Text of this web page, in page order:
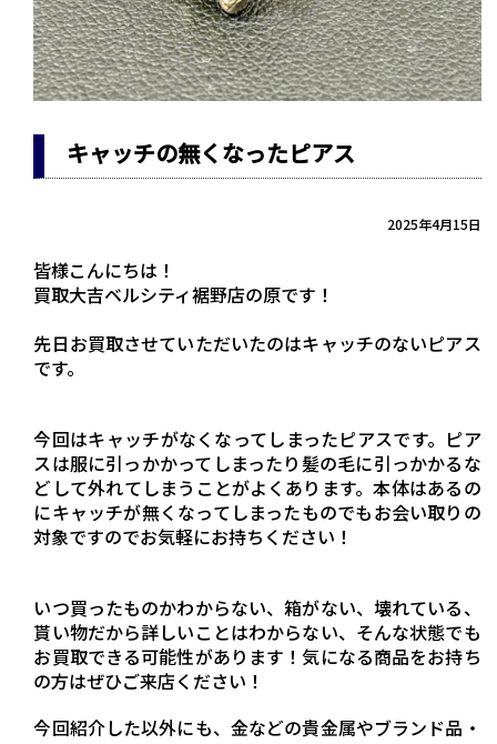
キャッチの無くなったピアス
2025年4月15日
皆様こんにちは！
買取大吉ベルシティ裾野店の原です！
先日お買取させていただいたのはキャッチのないピアス
です。
今回はキャッチがなくなってしまったピアスです。ピア
スは服に引っかかってしまったり髪の毛に引っかかるな
どして外れてしまうことがよくあります。本体はあるの
にキャッチが無くなってしまったものでもお会い取りの
対象ですのでお気軽にお持ちください！
いつ買ったものかわからない、箱がない、壊れている、
貰い物だから詳しいことはわからない、そんな状態でも
お買取できる可能性があります！気になる商品をお持ち
の方はぜひご来店ください！
今回紹介した以外にも、金などの貴金属やブランド品・